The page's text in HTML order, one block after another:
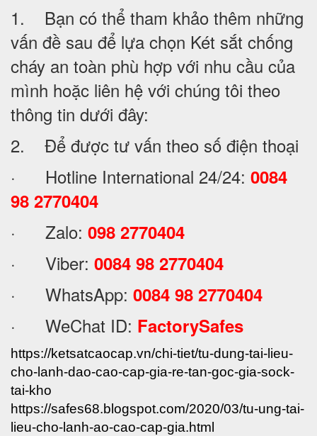
1. Bạn có thể tham khảo thêm những
vấn đề sau để lựa chọn Két sắt chống
cháy an toàn phù hợp với nhu cầu của
mình hoặc liên hệ với chúng tôi theo
thông tin dưới đây:
2. Để được tư vấn theo số điện thoại
· Hotline International 24/24: 0084
98 2770404
· Zalo: 098 2770404
· Viber: 0084 98 2770404
· WhatsApp: 0084 98 2770404
· WeChat ID: FactorySafes
https://ketsatcaocap.vn/chi-tiet/tu-dung-tai-lieu-
cho-lanh-dao-cao-cap-gia-re-tan-goc-gia-sock-
tai-kho
https://safes68.blogspot.com/2020/03/tu-ung-tai-
lieu-cho-lanh-ao-cao-cap-gia.html